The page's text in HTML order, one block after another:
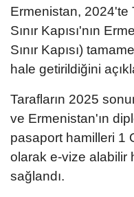
Ermenistan, 2024'te
Sınır Kapısı'nın
Sınır Kapısı)
hale getirildiğini
Tarafların 2025
ve Ermenistan'ın
pasaport hamilleri 1
olarak e-vize alabilir
sağlandı.